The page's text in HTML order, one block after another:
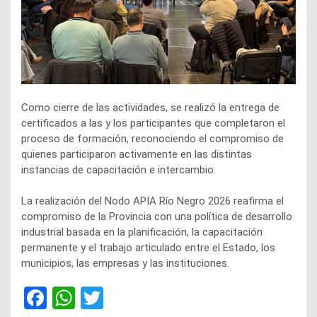
Como cierre de las actividades, se realizó la entrega de
certificados a las y los participantes que completaron el
proceso de formación, reconociendo el compromiso de
quienes participaron activamente en las distintas
instancias de capacitación e intercambio.
La realización del Nodo APIA Río Negro 2026 reafirma el
compromiso de la Provincia con una política de desarrollo
industrial basada en la planificación, la capacitación
permanente y el trabajo articulado entre el Estado, los
municipios, las empresas y las instituciones.
F
W